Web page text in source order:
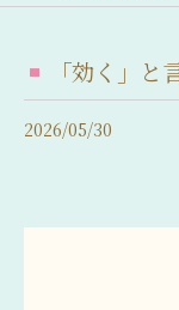
「効く」と
2026/05/30